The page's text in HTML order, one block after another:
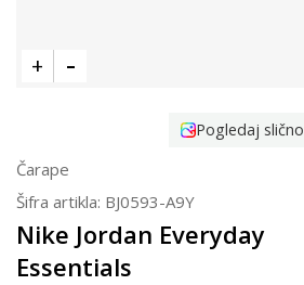
Pogledaj slično
Čarape
Šifra artikla: BJ0593-A9Y
Nike Jordan Everyday
Essentials